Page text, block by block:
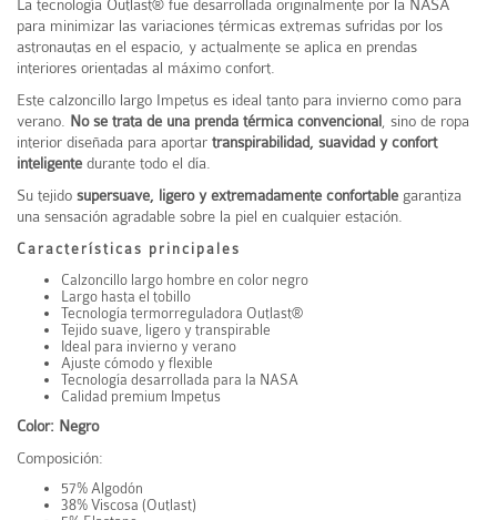
La tecnología Outlast® fue desarrollada originalmente por la NASA
para minimizar las variaciones térmicas extremas sufridas por los
astronautas en el espacio, y actualmente se aplica en prendas
interiores orientadas al máximo confort.
Este calzoncillo largo Impetus es ideal tanto para invierno como para
verano. No se trata de una prenda térmica convencional , sino de ropa
interior diseñada para aportar transpirabilidad, suavidad y confort
inteligente durante todo el día.
Su tejido supersuave, ligero y extremadamente confortable garantiza
una sensación agradable sobre la piel en cualquier estación.
Características principales
Calzoncillo largo hombre en color negro
Largo hasta el tobillo
Tecnología termorreguladora Outlast®
Tejido suave, ligero y transpirable
Ideal para invierno y verano
Ajuste cómodo y flexible
Tecnología desarrollada para la NASA
Calidad premium Impetus
Color: Negro
Composición:
57% Algodón
38% Viscosa (Outlast)